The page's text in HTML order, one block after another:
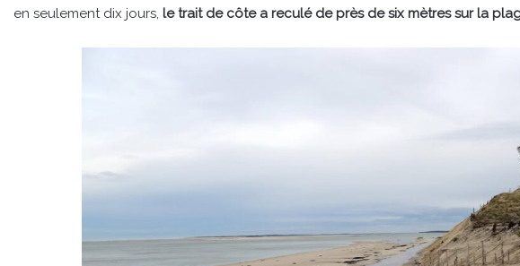
en seulement dix jours, le trait de côte a reculé de près de six mètres sur la